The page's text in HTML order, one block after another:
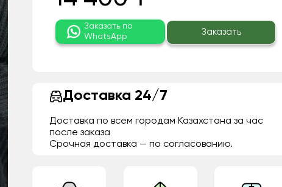
Заказать по
WhatsApp
Заказать
Доставка 24/7
Доставка по всем городам Казахстана за час
после заказа
Срочная доставка — по согласованию.